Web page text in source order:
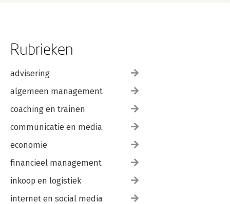
Rubrieken
advisering
algemeen management
coaching en trainen
communicatie en media
economie
financieel management
inkoop en logistiek
internet en social media